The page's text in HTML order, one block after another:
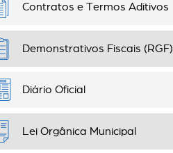
Contratos e Termos Aditivos
Demonstrativos Fiscais (RGF)
Diário Oficial
Lei Orgânica Municipal